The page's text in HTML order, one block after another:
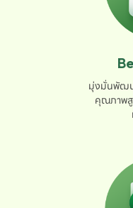
มุ่งมั่นพัฒ
คุณภาพสู